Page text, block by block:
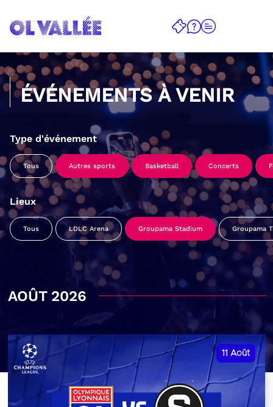
ÉVÉNEMENTS À VENIR
Type d'événement
Tous Autres sports Basketball Concerts
Lieux
Tous LDLC Arena Groupama Stadium Groupama
AOÛT 2026
11 Août